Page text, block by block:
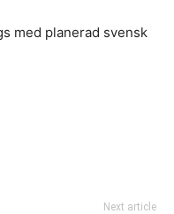
med planerad svensk
Next article